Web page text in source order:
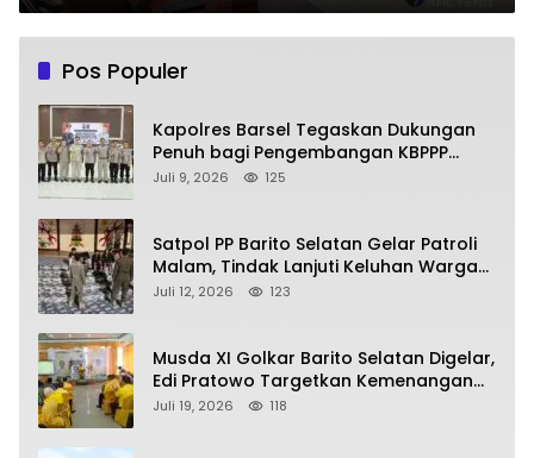
Pos Populer
Kapolres Barsel Tegaskan Dukungan
Penuh bagi Pengembangan KBPPP
Kalimantan Tengah
Juli 9, 2026 125
Satpol PP Barito Selatan Gelar Patroli
Malam, Tindak Lanjuti Keluhan Warga
soal Balap Liar dan Remaja Nongkrong
Juli 12, 2026 123
Musda XI Golkar Barito Selatan Digelar,
Edi Pratowo Targetkan Kemenangan
Partai pada Pemilu Mendatang
Juli 19, 2026 118